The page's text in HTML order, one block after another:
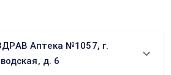
Аптека №1057, г.
д. 6